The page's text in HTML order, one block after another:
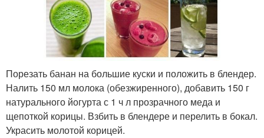
Порезать банан на большие куски и положить в блендер.
Налить 150 мл молока (обезжиренного), добавить 150 г
натурального йогурта с 1 ч л прозрачного меда и
щепоткой корицы. Взбить в блендере и перелить в бокал.
Украсить молотой корицей.